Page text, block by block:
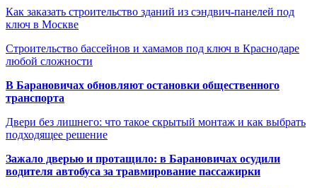
Как заказать строительство зданий из сэндвич-панелей под
ключ в Москве
Строительство бассейнов и хамамов под ключ в Краснодаре
любой сложности
В Барановичах обновляют остановки общественного
транспорта
Двери без лишнего: что такое скрытый монтаж и как выбрать
подходящее решение
Зажало дверью и протащило: в Барановичах осудили
водителя автобуса за травмирование пассажирки